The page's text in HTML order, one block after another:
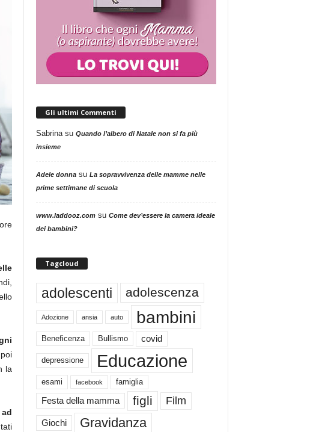
la
Gli ultimi Commenti
Sabrinasu Quando l’albero di Natale non si fa più
insieme
Adele donnasu La sopravvivenza delle mamme nelle
prime settimane di scuola
www.laddooz.comsu Come dev’essere la camera ideale
dei bambini?
Tagcloud
adolescenti adolescenza
Adozione ansia auto bambini
Beneficenza Bullismo covid
depressione Educazione
esami facebook famiglia
Festa della mamma figli Film
Giochi Gravidanza